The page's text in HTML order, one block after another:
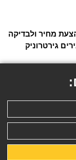
מחיר ולבדיקה
גירטרוניק